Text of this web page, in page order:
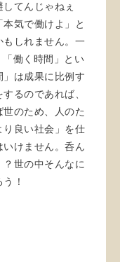
てんじゃねぇ
気で働けよ」と
しれません。一
働く時間」とい
は成果に比例す
るのであれば、
のため、人のた
良い社会」を仕
けません。呑ん
世の中そんなに
！